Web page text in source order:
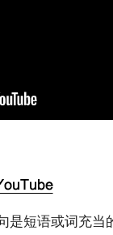
短语或词充当